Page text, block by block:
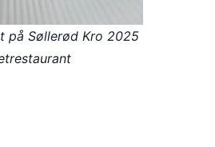
på Søllerød Kro 2025